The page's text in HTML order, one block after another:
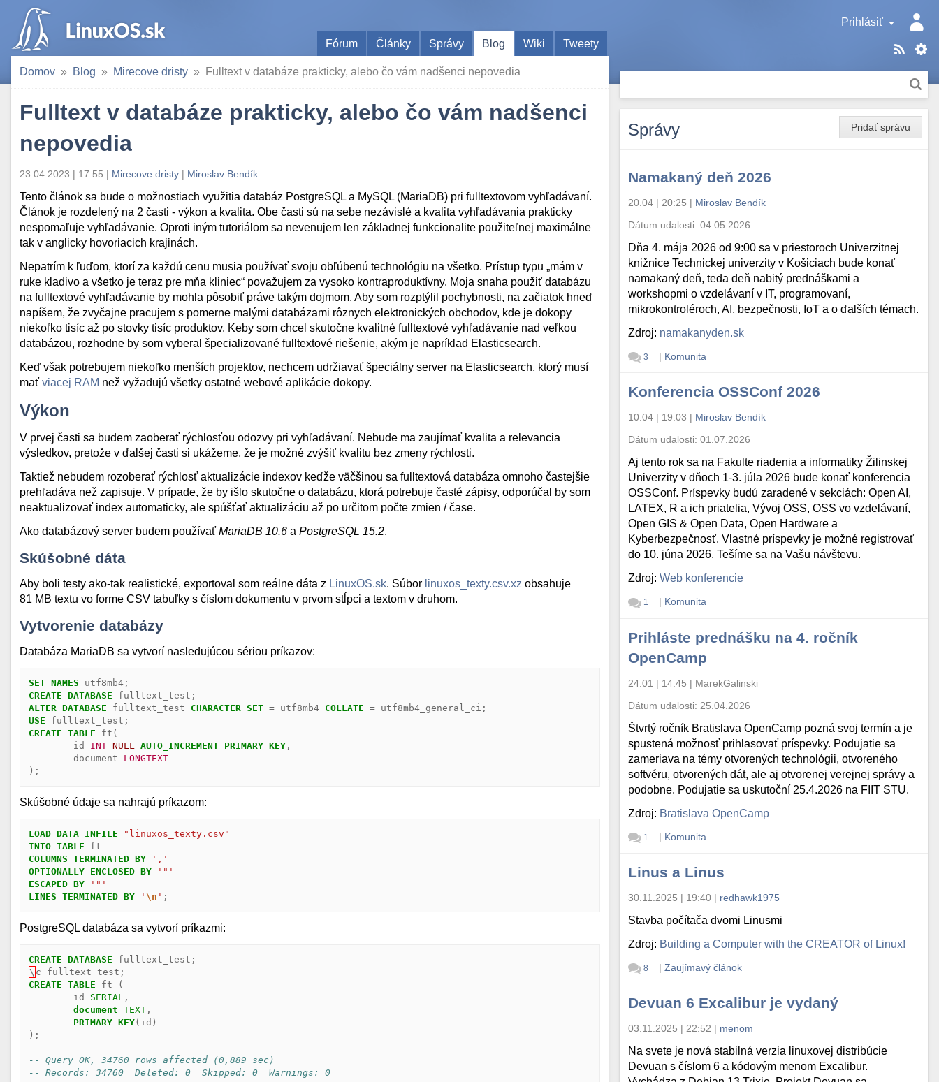
Prihlásiť
Fórum
Články Správy Blog Wiki Tweety
Domov Blog Mirecove dristy Fulltext v databáze prakticky, alebo čo vám nadšenci nepovedia
Fulltext v databáze prakticky, alebo čo vám nadšenci
nepovedia
23.04.2023 | 17:55 | Mirecove dristy | Miroslav Bendík
Tento článok sa bude o možnostiach využitia databáz PostgreSQL a MySQL (MariaDB) pri fulltextovom vyhľadávaní.
Článok je rozdelený na 2 časti - výkon a kvalita. Obe časti sú na sebe nezávislé a kvalita vyhľadávania prakticky
nespomaľuje vyhľadávanie. Oproti iným tutoriálom sa nevenujem len základnej funkcionalite použiteľnej maximálne
tak v anglicky hovoriacich krajinách.
Nepatrím k ľuďom, ktorí za každú cenu musia používať svoju obľúbenú technológiu na všetko. Prístup typu „mám v
ruke kladivo a všetko je teraz pre mňa kliniec“ považujem za vysoko kontraproduktívny. Moja snaha použiť databázu
na fulltextové vyhľadávanie by mohla pôsobiť práve takým dojmom. Aby som rozptýlil pochybnosti, na začiatok hneď
napíšem, že zvyčajne pracujem s pomerne malými databázami rôznych elektronických obchodov, kde je dokopy
niekoľko tisíc až po stovky tisíc produktov. Keby som chcel skutočne kvalitné fulltextové vyhľadávanie nad veľkou
databázou, rozhodne by som vyberal špecializované fulltextové riešenie, akým je napríklad Elasticsearch.
Keď však potrebujem niekoľko menších projektov, nechcem udržiavať špeciálny server na Elasticsearch, ktorý musí
mať viacej RAM než vyžadujú všetky ostatné webové aplikácie dokopy.
Výkon
V prvej časti sa budem zaoberať rýchlosťou odozvy pri vyhľadávaní. Nebude ma zaujímať kvalita a relevancia
výsledkov, pretože v ďalšej časti si ukážeme, že je možné zvýšiť kvalitu bez zmeny rýchlosti.
Taktiež nebudem rozoberať rýchlosť aktualizácie indexov keďže väčšinou sa fulltextová databáza omnoho častejšie
prehľadáva než zapisuje. V prípade, že by išlo skutočne o databázu, ktorá potrebuje časté zápisy, odporúčal by som
neaktualizovať index automaticky, ale spúšťať aktualizáciu až po určitom počte zmien / čase.
Ako databázový server budem používať MariaDB 10.6 a PostgreSQL 15.2.
Skúšobné dáta
Aby boli testy ako-tak realistické, exportoval som reálne dáta z LinuxOS.sk. Súbor linuxos_texty.csv.xz obsahuje
81 MB textu vo forme CSV tabuľky s číslom dokumentu v prvom stĺpci a textom v druhom.
Vytvorenie databázy
Databáza MariaDB sa vytvorí nasledujúcou sériou príkazov:
SET NAMES utf8mb4 ;
CREATE DATABASE fulltext_test ;
ALTER DATABASE fulltext_test CHARACTER SET = utf8mb4 COLLATE = utf8mb4_general_ci ;
USE
fulltext_test ;
CREATE TABLE ft (
id
INT NULL AUTO_INCREMENT PRIMARY KEY ,
document
LONGTEXT
);
Skúšobné údaje sa nahrajú príkazom:
LOAD DATA INFILE
"linuxos_texty.csv"
INTO TABLE
ft
COLUMNS TERMINATED BY
','
OPTIONALLY ENCLOSED BY
'"'
ESCAPED BY
'"'
LINES TERMINATED BY ' \n ' ;
PostgreSQL databáza sa vytvorí príkazmi:
CREATE DATABASE fulltext_test ;
\ c fulltext_test ;
CREATE TABLE ft
(
id
SERIAL ,
document TEXT ,
PRIMARY KEY( id )
);
-- Query OK, 34760 rows affected (0,889 sec)
-- Records: 34760  Deleted: 0  Skipped: 0  Warnings: 0
Pridať správu
Správy
Namakaný deň 2026
20.04 | 20:25 | Miroslav Bendík
Dátum udalosti:04.05.2026
Dňa 4. mája 2026 od 9:00 sa v priestoroch Univerzitnej
knižnice Technickej univerzity v Košiciach bude konať
namakaný deň, teda deň nabitý prednáškami a
workshopmi o vzdelávaní v IT, programovaní,
mikrokontroléroch, AI, bezpečnosti, IoT a o ďalších témach.
Zdroj: namakanyden.sk
3 | Komunita
Konferencia OSSConf 2026
10.04 | 19:03 | Miroslav Bendík
Dátum udalosti:01.07.2026
Aj tento rok sa na Fakulte riadenia a informatiky Žilinskej
Univerzity v dňoch 1-3. júla 2026 bude konať konferencia
OSSConf. Príspevky budú zaradené v sekciách: Open AI,
LATEX, R a ich priatelia, Vývoj OSS, OSS vo vzdelávaní,
Open GIS & Open Data, Open Hardware a
Kyberbezpečnosť. Vlastné príspevky je možné registrovať
do 10. júna 2026. Tešíme sa na Vašu návštevu.
Zdroj:Web konferencie
1 | Komunita
Prihláste prednášku na 4. ročník
OpenCamp
24.01 | 14:45 | MarekGalinski
Dátum udalosti: 25.04.2026
Štvrtý ročník Bratislava OpenCamp pozná svoj termín a je
spustená možnosť prihlasovať príspevky. Podujatie sa
zameriava na témy otvorených technológii, otvoreného
softvéru, otvorených dát, ale aj otvorenej verejnej správy a
podobne. Podujatie sa uskutoční 25.4.2026 na FIIT STU.
Zdroj: Bratislava OpenCamp
1 | Komunita
Linus a Linus
30.11.2025 | 19:40 | redhawk1975
Stavba počítača dvomi Linusmi
Zdroj: Building a Computer with the CREATOR of Linux!
8 | Zaujímavý článok
Devuan 6 Excalibur je vydaný
03.11.2025 | 22:52 | menom
Na svete je nová stabilná verzia linuxovej distribúcie
Devuan s číslom 6 a kódovým menom Excalibur.